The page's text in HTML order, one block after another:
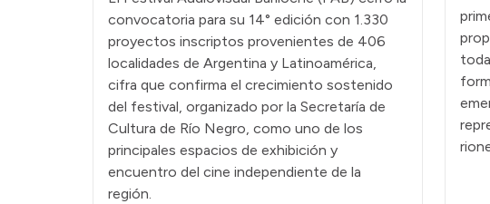
convocatoria para su 14° edición con 1.330
proyectos inscriptos provenientes de 406
localidades de Argentina y Latinoamérica,
cifra que confirma el crecimiento sostenido
del festival, organizado por la Secretaría de
Cultura de Río Negro, como uno de los
principales espacios de exhibición y
encuentro del cine independiente de la
región.